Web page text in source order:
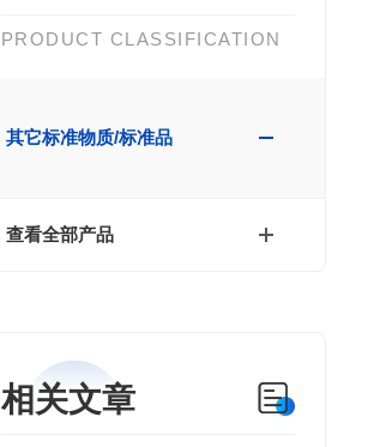
PRODUCT CLASSIFICATION
其它标准物质/标准品
查看全部产品
相关文章